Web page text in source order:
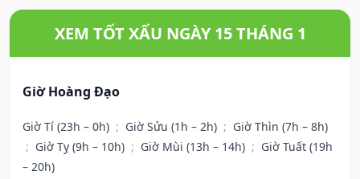
XEM TỐT XẤU NGÀY 15 THÁNG 1
Giờ Hoàng Đạo
Giờ Tí (23h – 0h) ; Giờ Sửu (1h – 2h) ; Giờ Thìn (7h – 8h)
; Giờ Tỵ (9h – 10h) ; Giờ Mùi (13h – 14h) ; Giờ Tuất (19h
– 20h)